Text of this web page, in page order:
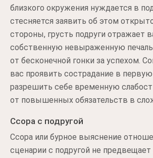
близкого окружения нуждается в
стесняется заявить об этом
стороны, грусть подруги отражает
собственную невыраженную печаль
от бесконечной гонки за успехом.
вас проявить сострадание в
разрешить себе временную
от повышенных обязательств в
Ссора с подругой
Ссора или бурное выяснение
сценарии с подругой не предвещает